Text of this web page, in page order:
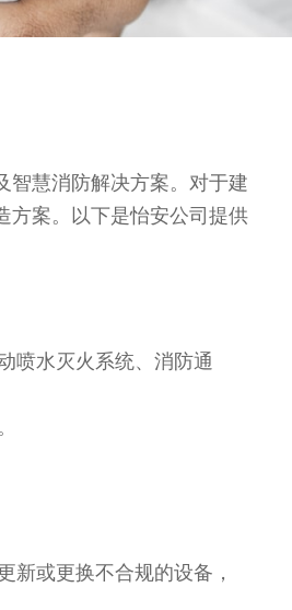
智慧消防解决方案。对于建
方案。以下是怡安公司提供
喷水灭火系统、消防通
新或更换不合规的设备，